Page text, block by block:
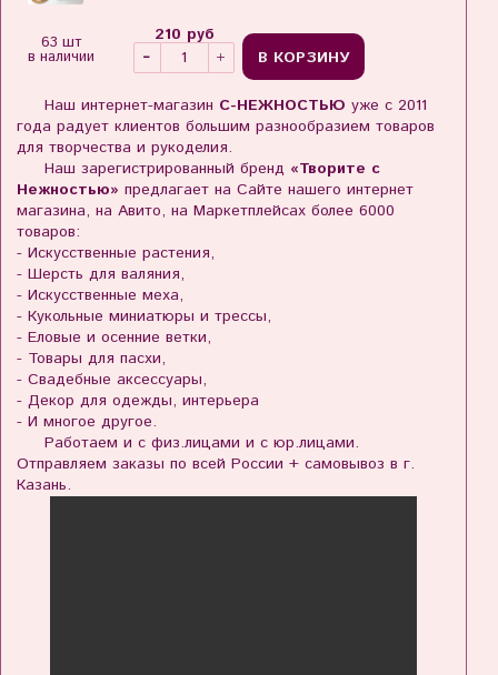
63 шт
в наличии
210 руб
В КОРЗИНУ
Наш интернет-магазин С-НЕЖНОСТЬЮ уже с 2011
года радует клиентов большим разнообразием товаров
для творчества и рукоделия.
Наш зарегистрированный бренд «Творите с
Нежностью» предлагает на Сайте нашего интернет
магазина, на Авито, на Маркетплейсах более 6000
товаров:
- Искусственные растения,
- Шерсть для валяния,
- Искусственные меха,
- Кукольные миниатюры и трессы,
- Еловые и осенние ветки,
- Товары для пасхи,
- Свадебные аксессуары,
- Декор для одежды, интерьера
- И многое другое.
Работаем и с физ.лицами и с юр.лицами.
Отправляем заказы по всей России + самовывоз в г.
Казань.